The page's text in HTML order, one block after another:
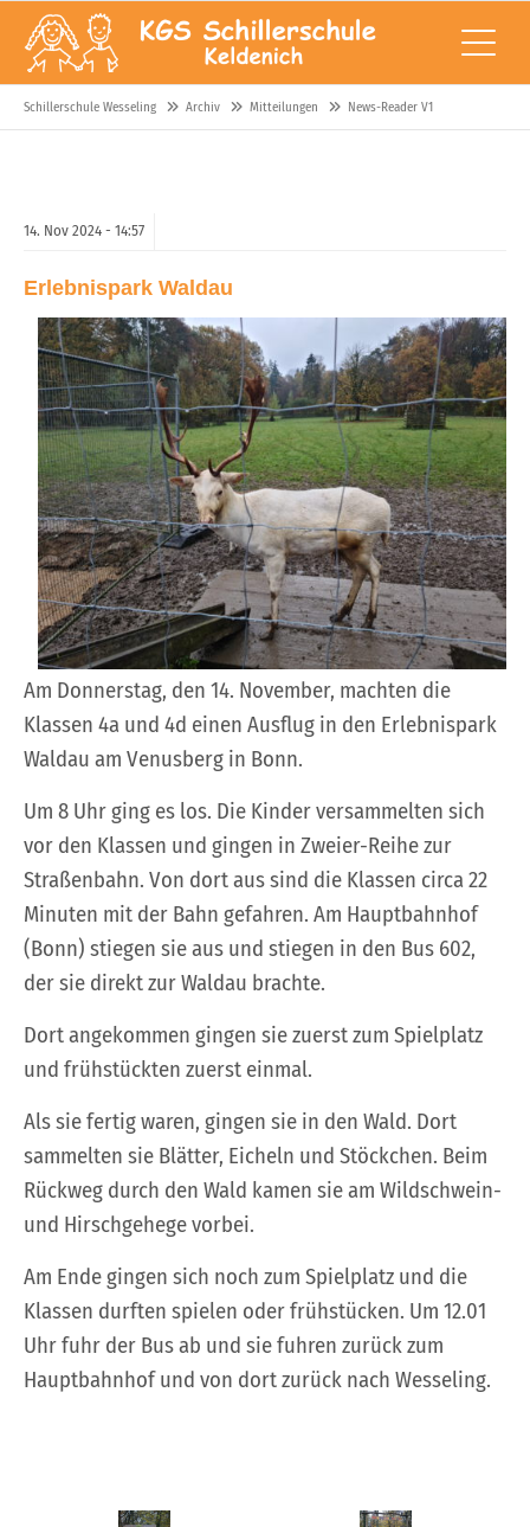
Schillerschule Wesseling Archiv Mitteilungen News-Reader V1
14. Nov 2024 - 14:57
Erlebnispark Waldau
Am Donnerstag, den 14. November, machten die
Klassen 4a und 4d einen Ausflug in den Erlebnispark
Waldau am Venusberg in Bonn.
Um 8 Uhr ging es los. Die Kinder versammelten sich
vor den Klassen und gingen in Zweier-Reihe zur
Straßenbahn. Von dort aus sind die Klassen circa 22
Minuten mit der Bahn gefahren. Am Hauptbahnhof
(Bonn) stiegen sie aus und stiegen in den Bus 602,
der sie direkt zur Waldau brachte.
Dort angekommen gingen sie zuerst zum Spielplatz
und frühstückten zuerst einmal.
Als sie fertig waren, gingen sie in den Wald. Dort
sammelten sie Blätter, Eicheln und Stöckchen. Beim
Rückweg durch den Wald kamen sie am Wildschwein-
und Hirschgehege vorbei.
Am Ende gingen sich noch zum Spielplatz und die
Klassen durften spielen oder frühstücken. Um 12.01
Uhr fuhr der Bus ab und sie fuhren zurück zum
Hauptbahnhof und von dort zurück nach Wesseling.